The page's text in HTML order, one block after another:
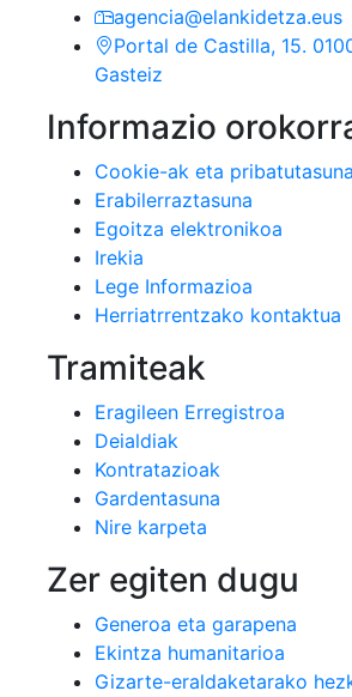
agencia@elankidetza.eus
Portal de Castilla, 15.
Gasteiz
Informazio
Cookie-ak eta pribatutasuna
Erabilerraztasuna
Egoitza elektronikoa
Irekia
Lege Informazioa
Herriatrrentzako kontaktua
Tramiteak
Eragileen Erregistroa
Deialdiak
Kontratazioak
Gardentasuna
Nire karpeta
Zer egiten dugu
Generoa eta garapena
Ekintza humanitarioa
Gizarte-eraldaketarako